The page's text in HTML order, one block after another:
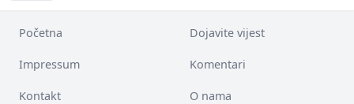
Početna Dojavite vijest
Impressum Komentari
Kontakt O nama